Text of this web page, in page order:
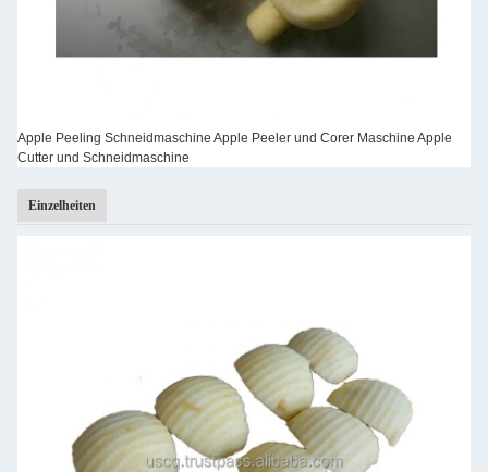
Apple Peeling Schneidmaschine Apple Peeler und Corer Maschine Apple
Cutter und Schneidmaschine
Einzelheiten